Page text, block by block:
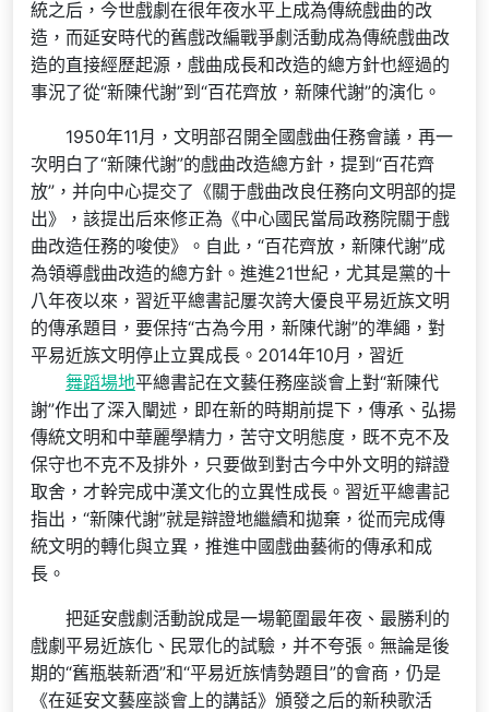
統之后，今世戲劇在很年夜水平上成為傳統戲曲的改
造，而延安時代的舊戲改編戰爭劇活動成為傳統戲曲改
造的直接經歷起源，戲曲成長和改造的總方針也經過的
事況了從“新陳代謝”到“百花齊放，新陳代謝”的演化。
1950年11月，文明部召開全國戲曲任務會議，再一
次明白了“新陳代謝”的戲曲改造總方針，提到“百花齊
放”，并向中心提交了《關于戲曲改良任務向文明部的提
出》，該提出后來修正為《中心國民當局政務院關于戲
曲改造任務的唆使》。自此，“百花齊放，新陳代謝”成
為領導戲曲改造的總方針。進進21世紀，尤其是黨的十
八年夜以來，習近平總書記屢次誇大優良平易近族文明
的傳承題目，要保持“古為今用，新陳代謝”的準繩，對
平易近族文明停止立異成長。2014年10月，習近
舞蹈場地平總書記在文藝任務座談會上對“新陳代
謝”作出了深入闡述，即在新的時期前提下，傳承、弘揚
傳統文明和中華麗學精力，苦守文明態度，既不克不及
保守也不克不及排外，只要做到對古今中外文明的辯證
取舍，才幹完成中漢文化的立異性成長。習近平總書記
指出，“新陳代謝”就是辯證地繼續和拋棄，從而完成傳
統文明的轉化與立異，推進中國戲曲藝術的傳承和成
長。
把延安戲劇活動說成是一場範圍最年夜、最勝利的
戲劇平易近族化、民眾化的試驗，并不夸張。無論是後
期的“舊瓶裝新酒”和“平易近族情勢題目”的會商，仍是
《在延安文藝座談會上的講話》頒發之后的新秧歌活